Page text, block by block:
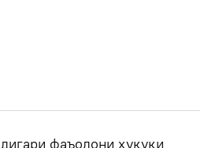
фаъолони ҳуқуқи